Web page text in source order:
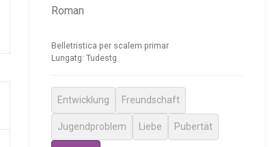
Roman
Belletristica per scalem primar
Lungatg: Tudestg
Entwicklung Freundschaft
Jugendproblem Liebe Pubertät